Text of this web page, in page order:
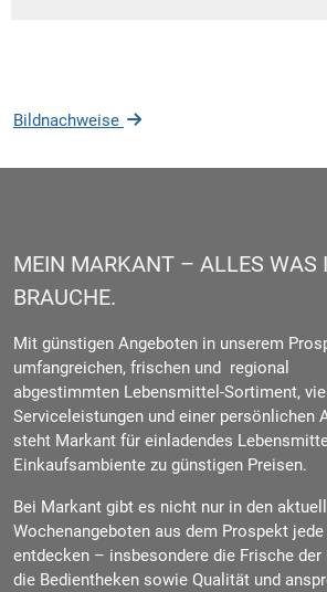
Bildnachweise
MEIN MARKANT – ALLES WAS
BRAUCHE.
Mit günstigen Angeboten in unserem
umfangreichen, frischen und regional
abgestimmten Lebensmittel-Sortiment,
Serviceleistungen und einer persönlichen
steht Markant für einladendes
Einkaufsambiente zu günstigen Preisen.
Bei Markant gibt es nicht nur in den
Wochenangeboten aus dem Prospekt
entdecken – insbesondere die Frische
die Bedientheken sowie Qualität und